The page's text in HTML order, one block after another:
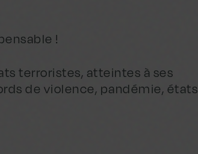
!
terroristes, atteintes à ses
de violence, pandémie, états